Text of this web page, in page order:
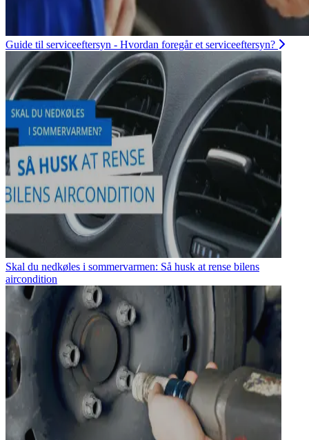
Guide til serviceeftersyn - Hvordan foregår et serviceeftersyn?
Skal du nedkøles i sommervarmen: Så husk at rense bilens
aircondition